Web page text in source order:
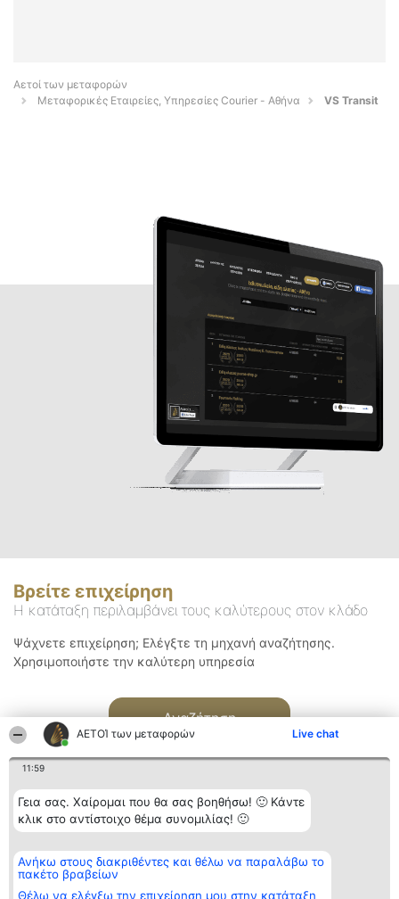
ΑΕΤΟΊ των μεταφορών Live chat
11:59
Γεια σας. Χαίρομαι που θα σας βοηθήσω! 🙂 Κάντε
κλικ στο αντίστοιχο θέμα συνομιλίας! 🙂
Ανήκω στους διακριθέντες και θέλω να παραλάβω το
πακέτο βραβείων
Θέλω να ελέγξω την επιχείρηση μου στην κατάταξη
Αετοί των μεταφορών
Μεταφορικές Εταιρείες, Υπηρεσίες Courier - Αθήνα
VS Transit
Βρείτε επιχείρηση
Η κατάταξη περιλαμβάνει τους καλύτερους στον κλάδο
Ψάχνετε επιχείρηση; Ελέγξτε τη μηχανή αναζήτησης.
Χρησιμοποιήστε την καλύτερη υπηρεσία
Αναζήτηση
Διοργανωτής της
κατάταξης
BEAUTIFUL COMPANY
Κατάταξη
Διακριθέντες
των
Επικοινωνία
Επικοινωνία